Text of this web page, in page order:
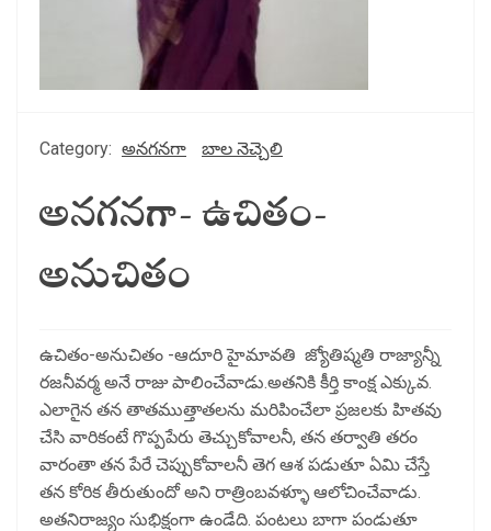
Category: అనగనగా బాల నెచ్చెలి
అనగనగా- ఉచితం-
అనుచితం
ఉచితం-అనుచితం -ఆదూరి హైమావతి జ్యోతిష్మతి రాజ్యాన్నీ
రజనీవర్మ అనే రాజు పాలించేవాడు.అతనికి కీర్తి కాంక్ష ఎక్కువ.
ఎలాగైన తన తాతముత్తాతలను మరిపించేలా ప్రజలకు హితవు
చేసి వారికంటే గొప్పపేరు తెచ్చుకోవాలనీ, తన తర్వాతి తరం
వారంతా తన పేరే చెప్పుకోవాలనీ తెగ ఆశ పడుతూ ఏమి చేస్తే
తన కోరిక తీరుతుందో అని రాత్రింబవళ్ళూ ఆలోచించేవాడు.
అతనిరాజ్యం సుభిక్షంగా ఉండేది. పంటలు బాగా పండుతూ